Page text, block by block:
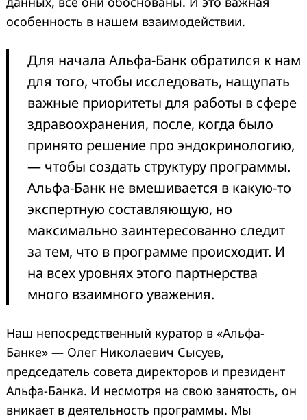
особенность в нашем взаимодействии.
Для начала Альфа-Банк обратился к нам
для того, чтобы исследовать, нащупать
важные приоритеты для работы в сфере
здравоохранения, после, когда было
принято решение про эндокринологию,
— чтобы создать структуру программы.
Альфа-Банк не вмешивается в какую-то
экспертную составляющую, но
максимально заинтересованно следит
за тем, что в программе происходит. И
на всех уровнях этого партнерства
много взаимного уважения.
Наш непосредственный куратор в «Альфа-
Банке» — Олег Николаевич Сысуев,
председатель совета директоров и президент
Альфа-Банка. И несмотря на свою занятость, он
вникает в деятельность программы. Мы